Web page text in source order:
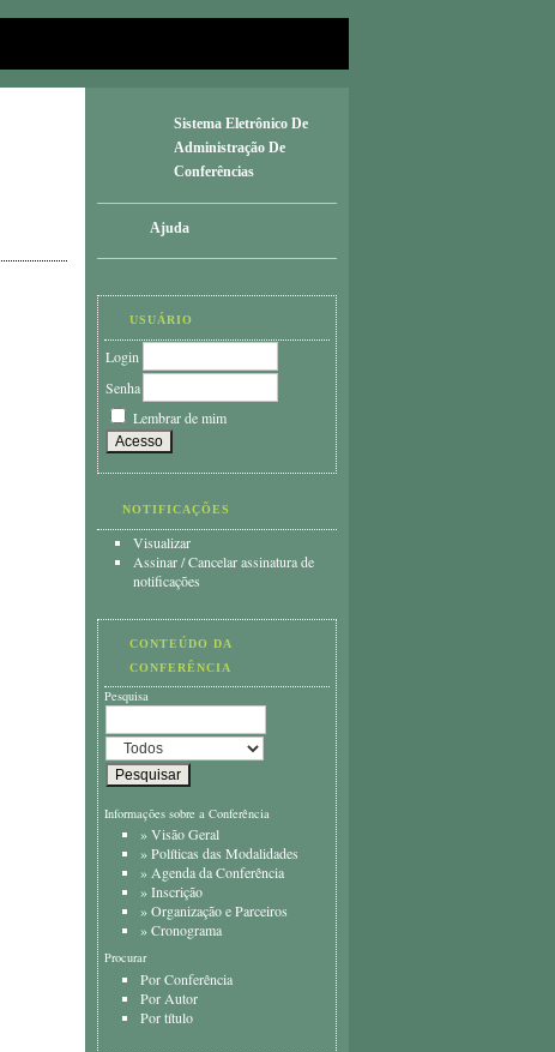
Sistema Eletrônico De
Administração De
Conferências
Ajuda
USUÁRIO
Login
Senha
Lembrar de mim
NOTIFICAÇÕES
Visualizar
Assinar/Cancelar assinatura de
notificações
CONTEÚDO DA
CONFERÊNCIA
Pesquisa
Informações sobre a Conferência
»Visão Geral
»Políticas das Modalidades
»Agenda da Conferência
»Inscrição
»Organização e Parceiros
»Cronograma
Procurar
Por Conferência
Por Autor
Por título